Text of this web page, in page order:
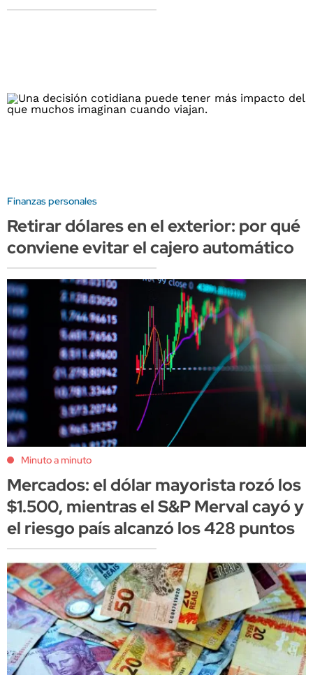
Finanzas personales
Retirar dólares en el exterior: por qué
conviene evitar el cajero automático
Minuto a minuto
Mercados: el dólar mayorista rozó los
$1.500, mientras el S&P Merval cayó y
el riesgo país alcanzó los 428 puntos